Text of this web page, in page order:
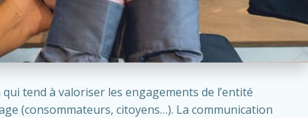
tend à valoriser les engagements de l’entité
(consommateurs, citoyens…). La communication